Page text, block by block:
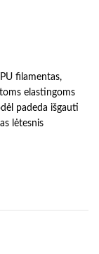
filamentas,
elastingoms
padeda išgauti
lėtesnis